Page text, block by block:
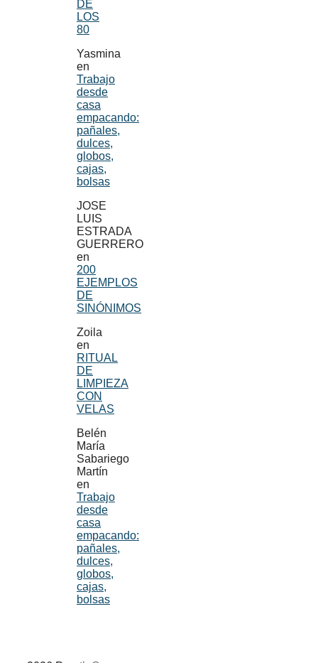
DE
LOS
80
Yasmina
en
Trabajo
desde
casa
empacando:
pañales,
dulces,
globos,
cajas,
bolsas
JOSE
LUIS
ESTRADA
GUERRERO
en
200
EJEMPLOS
DE
SINÓNIMOS
Zoila
en
RITUAL
DE
LIMPIEZA
CON
VELAS
Belén
María
Sabariego
Martín
en
Trabajo
desde
casa
empacando:
pañales,
dulces,
globos,
cajas,
bolsas